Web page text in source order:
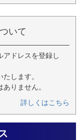
いて
アドレスを登録し
します。
りません。
詳しくはこちら